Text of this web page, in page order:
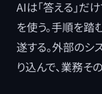
AIは「答える」だ
を使う。手順を踏
遂する。外部のシ
り込んで、業務そ